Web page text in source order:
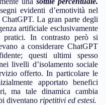
evidenti d’emotività nel
La gran parte degli
artificiale esclusivamente
In contrasto però si
a considerare ChatGPT
questi ultimi spesso
livelli d’isolamento sociale
offerto. In particolare le
apportato benefici
ma tale dinamica cambia
diventano ripetitivi ed estesi.